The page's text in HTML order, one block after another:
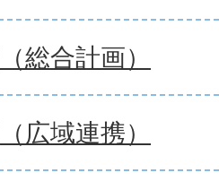
総合計画）
広域連携）